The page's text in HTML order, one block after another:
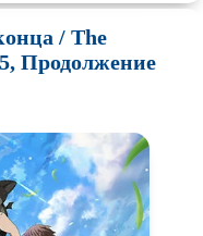
/ The
Продолжение